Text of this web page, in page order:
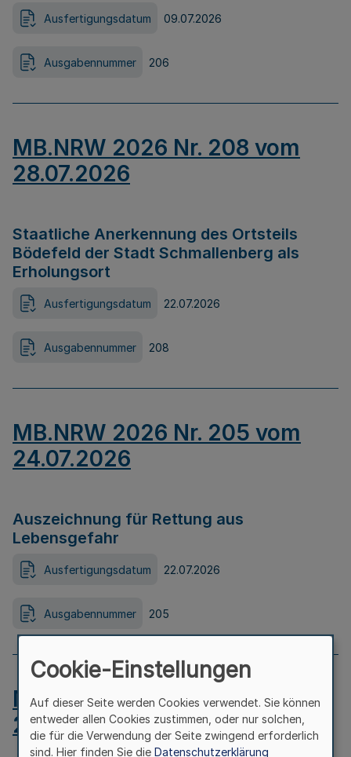
Ausfertigungsdatum 09.07.2026
Ausgabennummer 206
MB.NRW 2026 Nr. 208 vom
28.07.2026
Staatliche Anerkennung des Ortsteils
Bödefeld der Stadt Schmallenberg als
Erholungsort
Ausfertigungsdatum 22.07.2026
Ausgabennummer 208
MB.NRW 2026 Nr. 205 vom
24.07.2026
Auszeichnung für Rettung aus
Lebensgefahr
Ausfertigungsdatum 22.07.2026
Ausgabennummer 205
MB.NRW 2026 Nr. 204 vom
24.07.2026
Cookie-Einstellungen
Auf dieser Seite werden Cookies verwendet. Sie können
entweder allen Cookies zustimmen, oder nur solchen,
die für die Verwendung der Seite zwingend erforderlich
sind. Hier finden Sie die Datenschutzerklärung